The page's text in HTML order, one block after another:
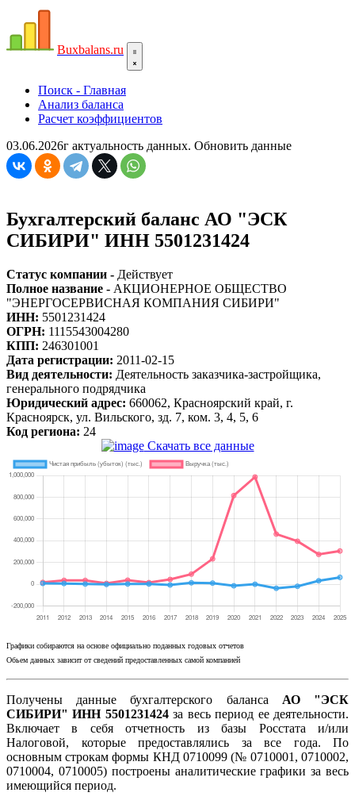
Buxbalans.ru
Поиск - Главная
Анализ баланса
Расчет коэффициентов
03.06.2026г актуальность данных. Обновить данные
Бухгалтерский баланс АО "ЭСК
СИБИРИ" ИНН 5501231424
Статус компании - Действует
Полное название - АКЦИОНЕРНОЕ ОБЩЕСТВО
"ЭНЕРГОСЕРВИСНАЯ КОМПАНИЯ СИБИРИ"
ИНН: 5501231424
ОГРН: 1115543004280
КПП: 246301001
Дата регистрации: 2011-02-15
Вид деятельности: Деятельность заказчика-застройщика,
генерального подрядчика
Юридический адрес: 660062, Красноярский край, г.
Красноярск, ул. Вильского, зд. 7, ком. 3, 4, 5, 6
Код региона: 24
Скачать все данные
Графики собираются на основе официально поданных годовых отчетов
Обьем данных зависит от сведений предоставленных самой компанией
Получены данные бухгалтерского баланса АО "ЭСК
СИБИРИ" ИНН 5501231424за весь период ее деятельности.
Включает в себя отчетность из базы Росстата и/или
Налоговой, которые предоставлялись за все года. По
основным строкам формы КНД 0710099 (№ 0710001, 0710002,
0710004, 0710005) построены аналитические графики за весь
имеющийся период.